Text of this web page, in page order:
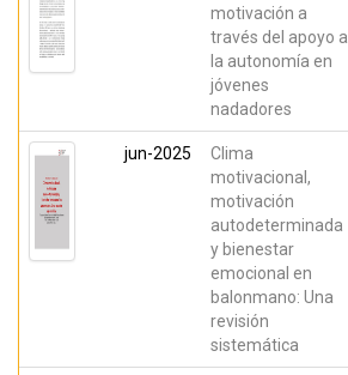
motivación a
través del apoyo a
la autonomía en
jóvenes
nadadores
jun-2025
Clima
motivacional,
motivación
autodeterminada
y bienestar
emocional en
balonmano: Una
revisión
sistemática